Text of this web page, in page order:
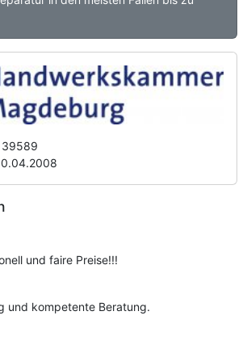
39589
und faire Preise!!!
und kompetente Beratung.